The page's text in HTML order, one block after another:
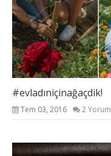
#evladıniçinağaçdik!
Tem 03, 2016 2 Yorum